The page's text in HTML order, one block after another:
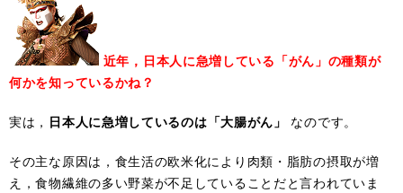
近年，日本人に急増している「がん」の種類が
何かを知っているかね？
実は， 日本人に急増しているのは「大腸がん」 なのです。
その主な原因は，食生活の欧米化により肉類・脂肪の摂取が増
え，食物繊維の多い野菜が不足していることだと言われていま